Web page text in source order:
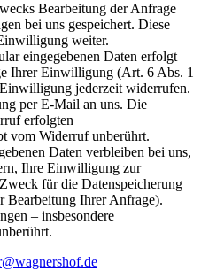
Bearbeitung der Anfrage
bei uns gespeichert. Diese
weiter.
eingegebenen Daten erfolgt
Ihrer Einwilligung (Art. 6 Abs. 1
jederzeit widerrufen.
per E-Mail an uns. Die
erfolgten
vom Widerruf unberührt.
Daten verbleiben bei uns,
Ihre Einwilligung zur
für die Datenspeicherung
Bearbeitung Ihrer Anfrage).
– insbesondere